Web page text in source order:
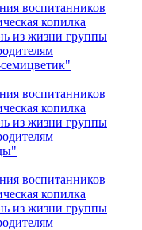
воспитанников
копилка
из жизни группы
воспитанников
копилка
из жизни группы
воспитанников
копилка
из жизни группы